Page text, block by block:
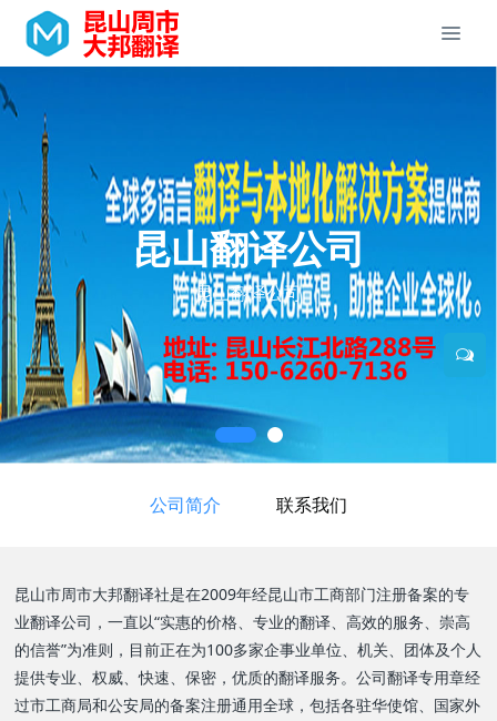
昆山翻译公司
昆山翻译公司
公司简介 联系我们
昆山市周市大邦翻译社是在2009年经昆山市工商部门注册备案的专
业翻译公司，一直以“实惠的价格、专业的翻译、高效的服务、崇高
的信誉”为准则，目前正在为100多家企事业单位、机关、团体及个人
提供专业、权威、快速、保密，优质的翻译服务。公司翻译专用章经
过市工商局和公安局的备案注册通用全球，包括各驻华使馆、国家外